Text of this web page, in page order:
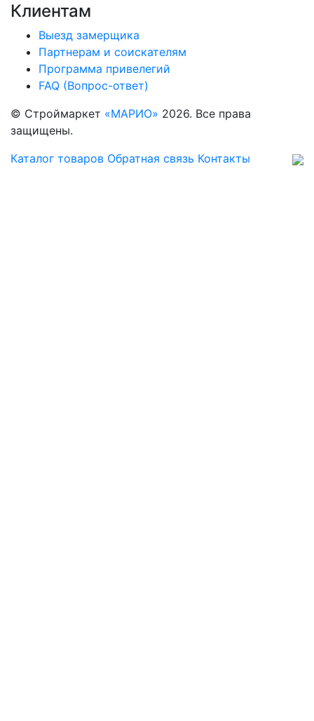
Клиентам
Выезд замерщика
Партнерам и соискателям
Программа привелегий
FAQ (Вопрос-ответ)
© Строймаркет «МАРИО» 2026. Все права
защищены.
Каталог товаров Обратная связь Контакты